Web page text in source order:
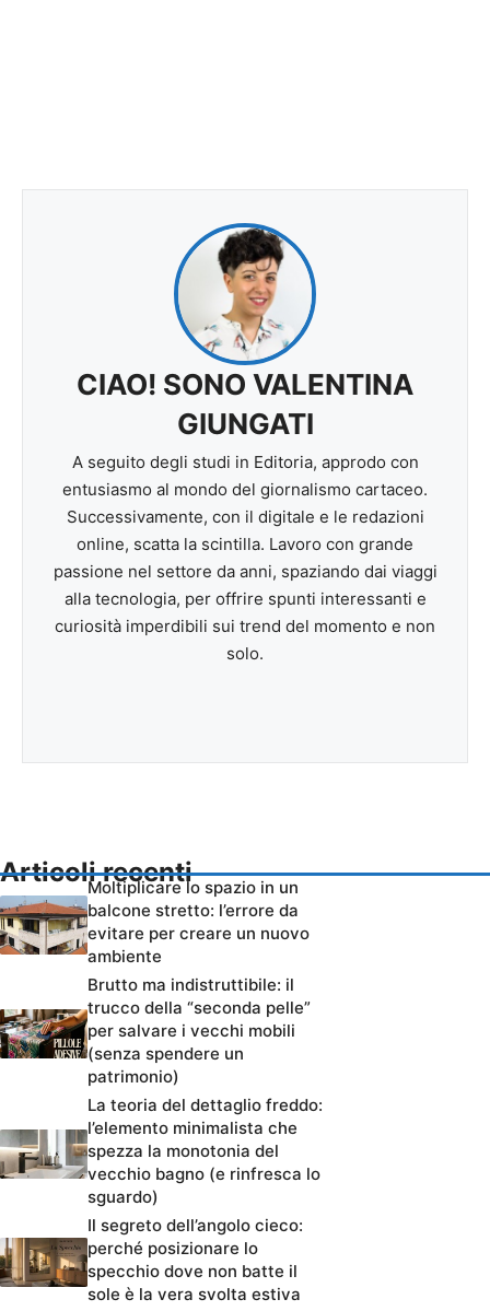
CIAO! SONO VALENTINA
GIUNGATI
A seguito degli studi in Editoria, approdo con
entusiasmo al mondo del giornalismo cartaceo.
Successivamente, con il digitale e le redazioni
online, scatta la scintilla. Lavoro con grande
passione nel settore da anni, spaziando dai viaggi
alla tecnologia, per offrire spunti interessanti e
curiosità imperdibili sui trend del momento e non
solo.
Articoli recenti
Moltiplicare lo spazio in un
balcone stretto: l’errore da
evitare per creare un nuovo
ambiente
Brutto ma indistruttibile: il
trucco della “seconda pelle”
per salvare i vecchi mobili
(senza spendere un
patrimonio)
La teoria del dettaglio freddo:
l’elemento minimalista che
spezza la monotonia del
vecchio bagno (e rinfresca lo
sguardo)
Il segreto dell’angolo cieco:
perché posizionare lo
specchio dove non batte il
sole è la vera svolta estiva